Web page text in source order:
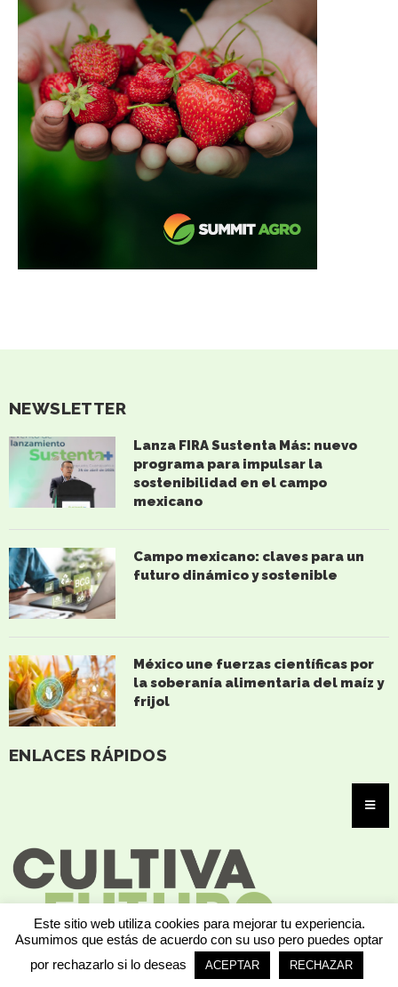
ENLACES RÁPIDOS
NEWSLETTER
Lanza FIRA Sustenta Más: nuevo
programa para impulsar la
sostenibilidad en el campo
mexicano
Campo mexicano: claves para un
futuro dinámico y sostenible
México une fuerzas científicas por
la soberanía alimentaria del maíz y
frijol
Este sitio web utiliza cookies para mejorar tu experiencia.
Asumimos que estás de acuerdo con su uso pero puedes optar
por rechazarlo si lo deseas
ACEPTAR RECHAZAR